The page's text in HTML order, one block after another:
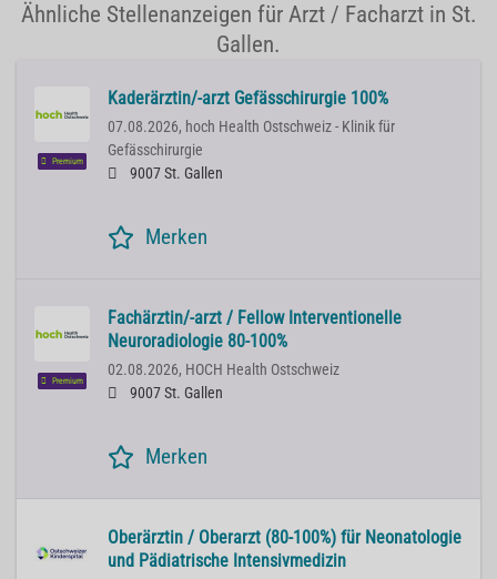
Ähnliche Stellenanzeigen für Arzt / Facharzt in St.
Gallen.
Premium
Kaderärztin/-arzt Gefässchirurgie 100%
07.08.2026, hoch Health Ostschweiz - Klinik für
Gefässchirurgie
9007 St. Gallen
Merken
Premium
Fachärztin/-arzt / Fellow Interventionelle
Neuroradiologie 80-100%
02.08.2026, HOCH Health Ostschweiz
9007 St. Gallen
Merken
Oberärztin / Oberarzt (80-100%) für Neonatologie
und Pädiatrische Intensivmedizin